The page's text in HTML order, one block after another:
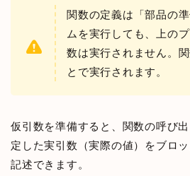
関数の定義は「部品の
ムを実行しても、上の
数は実行されません。
とで実行されます。
仮引数を準備すると、関数の呼び
定した実引数（実際の値）をブロ
記述できます。